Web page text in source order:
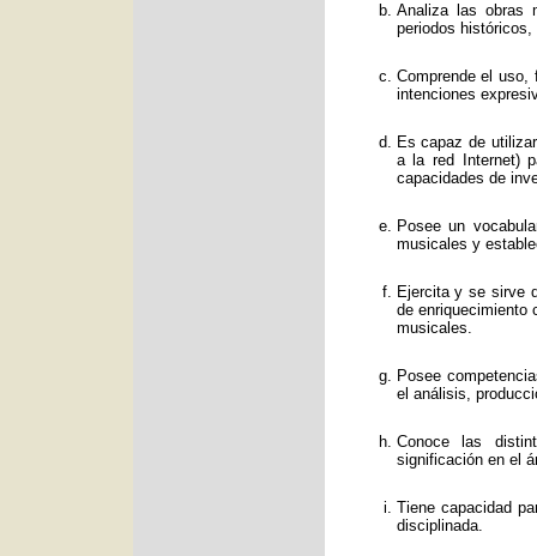
Analiza las obras
periodos
Comprende el
intenciones
Es capaz de
a la red Internet)
capacidades de
Posee un
musicales y
Ejercita y se sirve
de enriquecimiento
musicales.
Posee
el análisis,
Conoce las
significación en el
Tiene capacidad
disciplinada.